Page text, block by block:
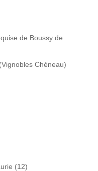
de Boussy de
Chéneau)
(12)